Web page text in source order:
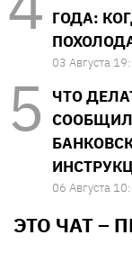
ГОДА:
03 Августа
ЧТО
06 Августа
ЭТО ЧАТ –